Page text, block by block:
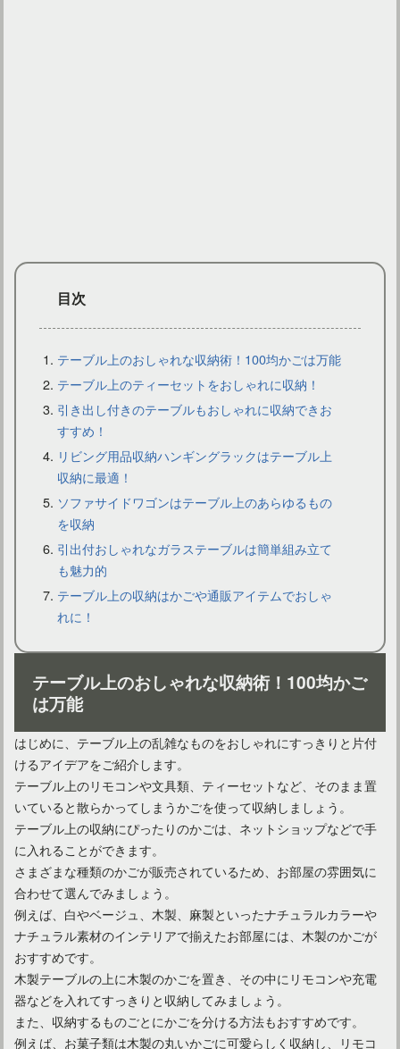
カウンターチェアの選び方！ダイニングをおしゃれに彩ろう
スタッキングチェアが使える！お部屋がおしゃれに大変身！
家具をおしゃれに見せよう！安いアイテムを使ったアレンジ法
目次
テーブル上のおしゃれな収納術！100均かごは万能
テーブル上のティーセットをおしゃれに収納！
引き出し付きのテーブルもおしゃれに収納できお
すすめ！
リビング用品収納ハンギングラックはテーブル上
収納に最適！
ソファサイドワゴンはテーブル上のあらゆるもの
を収納
引出付おしゃれなガラステーブルは簡単組み立て
も魅力的
テーブル上の収納はかごや通販アイテムでおしゃ
れに！
テーブル上のおしゃれな収納術！100均かご
は万能
はじめに、テーブル上の乱雑なものをおしゃれにすっきりと片付
けるアイデアをご紹介します。
テーブル上のリモコンや文具類、ティーセットなど、そのまま置
いていると散らかってしまうかごを使って収納しましょう。
テーブル上の収納にぴったりのかごは、ネットショップなどで手
に入れることができます。
さまざまな種類のかごが販売されているため、お部屋の雰囲気に
合わせて選んでみましょう。
例えば、白やベージュ、木製、麻製といったナチュラルカラーや
ナチュラル素材のインテリアで揃えたお部屋には、木製のかごが
おすすめです。
木製テーブルの上に木製のかごを置き、その中にリモコンや充電
器などを入れてすっきりと収納してみましょう。
また、収納するものごとにかごを分ける方法もおすすめです。
例えば、お菓子類は木製の丸いかごに可愛らしく収納し、リモコ